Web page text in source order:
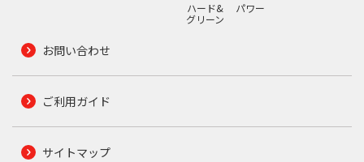
ハード&
グリーン
パワー
お問い合わせ
ご利用ガイド
サイトマップ